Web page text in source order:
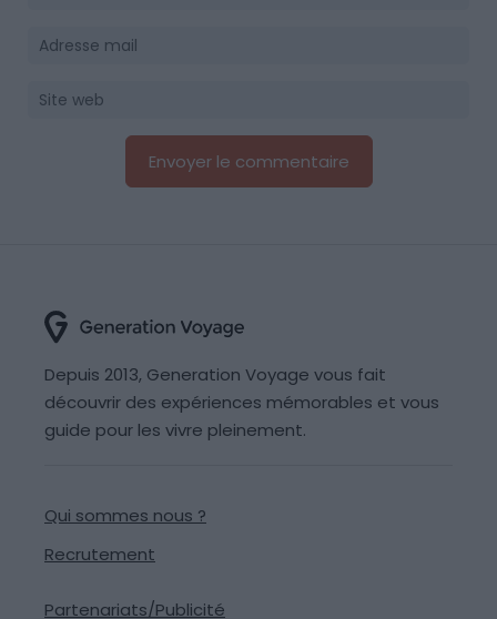
Depuis 2013, Generation Voyage vous fait
découvrir des expériences mémorables et vous
guide pour les vivre pleinement.
Qui sommes nous ?
Recrutement
Partenariats/Publicité